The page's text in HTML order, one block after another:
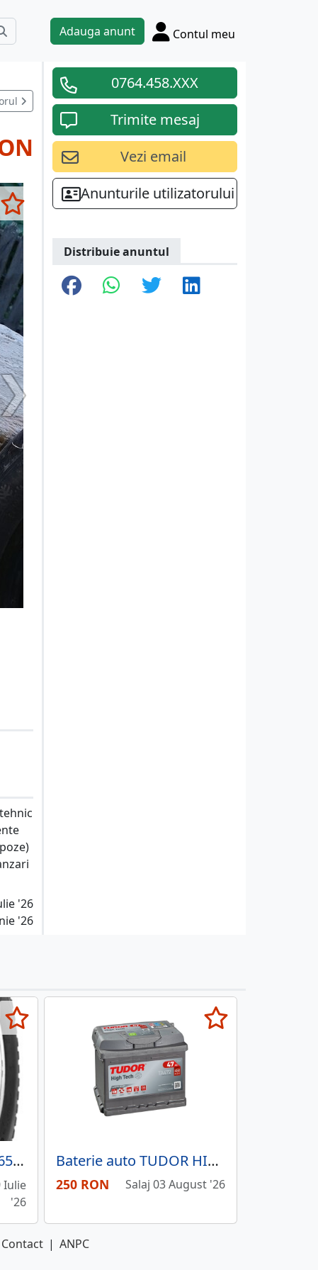
Adauga anunt Contul meu
'26
'26
0764.458.XXX
Trimite mesaj
Vezi email
Anunturile utilizatorului
Distribuie anuntul
Maxxis UM-968 385 / 65 R22.5 160 J TL
Iulie
'26
Baterie auto TUDOR HIGH-TECH 47 Ah TA472 450A
250 RON Salaj 03 August '26
Contact | ANPC